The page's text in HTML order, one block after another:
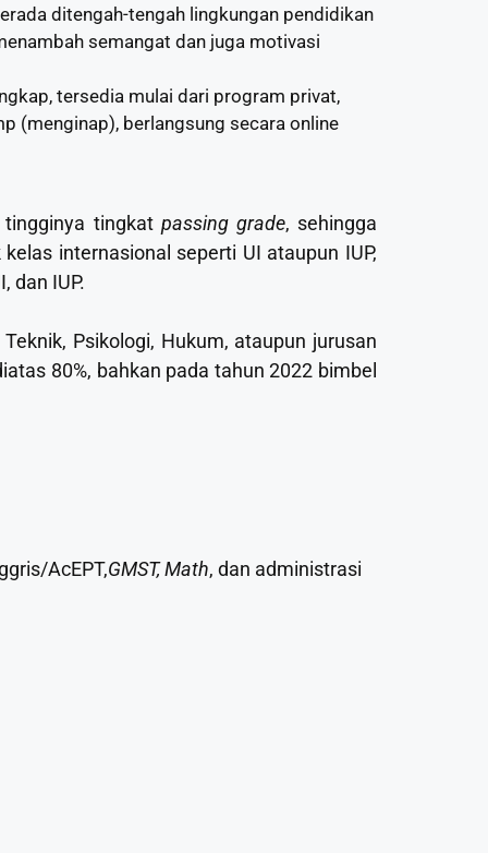
ditengah-tengah lingkungan pendidikan
semangat dan juga motivasi
tersedia mulai dari program privat,
(menginap), berlangsung secara online
tingkat passing grade, sehingga
internasional seperti UI ataupun IUP,
dan IUP.
Psikologi, Hukum, ataupun jurusan
80%, bahkan pada tahun 2022 bimbel
AcEPT,GMST,Math, dan administrasi